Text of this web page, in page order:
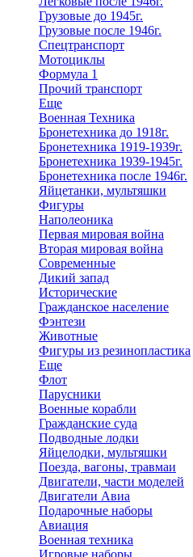
Грузовые до 1945г.
Грузовые после 1946г.
Спецтранспорт
Мотоциклы
Формула 1
Прочий транспорт
Еще
Военная Техника
Бронетехника до 1918г.
Бронетехника 1919-1939г.
Бронетехника 1939-1945г.
Бронетехника после 1946г.
Яйцетанки, мультяшки
Фигуры
Наполеоника
Первая мировая война
Вторая мировая война
Современные
Дикий запад
Исторические
Гражданское население
Фэнтези
Животные
Фигуры из резинопластика
Еще
Флот
Парусники
Военные корабли
Гражданские суда
Подводные лодки
Яйцелодки, мультяшки
Поезда, вагоны, травмаи
Двигатели, части моделей
Двигатели Авиа
Подарочные наборы
Авиация
Военная техника
Игровые наборы